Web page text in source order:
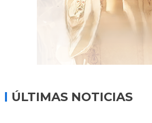
ÚLTIMAS NOTICIAS